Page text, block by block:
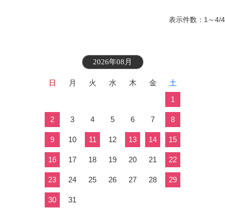
表示件数：1～4/4
2026年08月
日 月 火 水 木 金
土
1
2 3 4 5 6 7 8
9 10 11 12 13 14 15
16 17 18 19 20 21 22
23 24 25 26 27 28 29
30 31